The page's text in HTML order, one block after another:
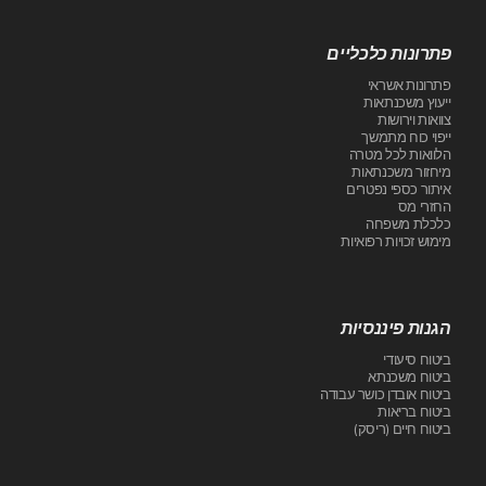
פתרונות כלכליים
פתרונות אשראי
ייעוץ משכנתאות
צוואות וירושות
ייפוי כוח מתמשך
הלוואות לכל מטרה
מיחזור משכנתאות
איתור כספי נפטרים
החזרי מס
כלכלת משפחה
מימוש זכויות רפואיות
הגנות פיננסיות
ביטוח סיעודי
ביטוח משכנתא
ביטוח אובדן כושר עבודה
ביטוח בריאות
ביטוח חיים (ריסק)